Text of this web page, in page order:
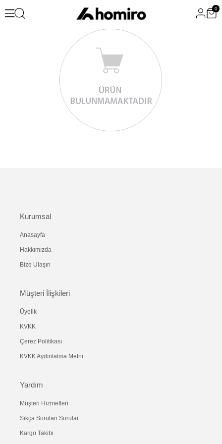
0
Kurumsal
Anasayfa
Hakkımızda
Bize Ulaşın
Müşteri İlişkileri
Üyelik
KVKK
Çerez Politikası
KVKK Aydınlatma Metni
Yardım
Müşteri Hizmetleri
Sıkça Sorulan Sorular
Kargo Takibi